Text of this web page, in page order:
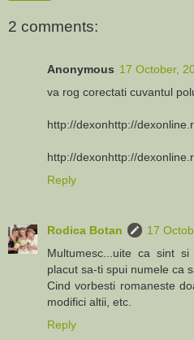
2 comments:
Anonymous 17 October,
va rog corectati cuvantul
http://dexonhttp://
http://dexonhttp://
Reply
Rodica Botan
17
Multumesc...uite ca sint
placut sa-ti spui numele ca
Cind vorbesti romaneste
modifici altii, etc.
Reply